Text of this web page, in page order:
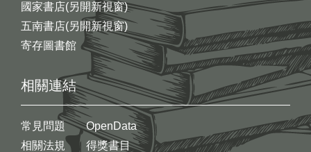
國家書店(另開新視窗)
五南書店(另開新視窗)
寄存圖書館
相關連結
常見問題
相關法規
OpenData
得獎書目